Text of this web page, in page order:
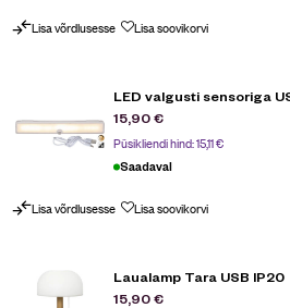
Lisa võrdlusesse Lisa soovikorvi
LED valgusti sensoriga
15,90€
Püsikliendi hind:15,11€
Saadaval
Lisa võrdlusesse Lisa soovikorvi
Laualamp Tara USB IP20
15,90€